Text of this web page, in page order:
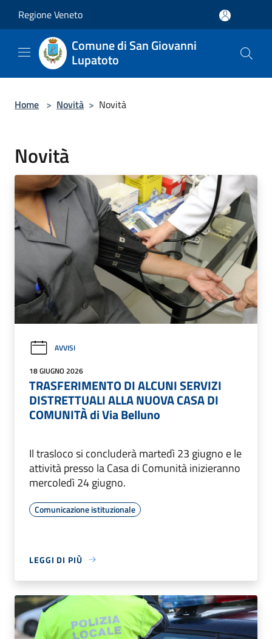
Regione Veneto
Comune di San Giovanni
Lupatoto
Home > Novità > Novità
Novità
AVVISI
18 GIUGNO 2026
TRASFERIMENTO DI ALCUNI SERVIZI
DISTRETTUALI ALLA NUOVA CASA DI
COMUNITÀ di Via Belluno
Il trasloco si concluderà martedì 23 giugno e le
attività presso la Casa di Comunità inizieranno
mercoledì 24 giugno.
Comunicazione istituzionale
LEGGI DI PIÙ